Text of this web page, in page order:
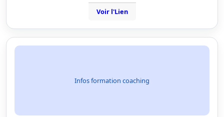
Voir l'Lien
Infos formation coaching